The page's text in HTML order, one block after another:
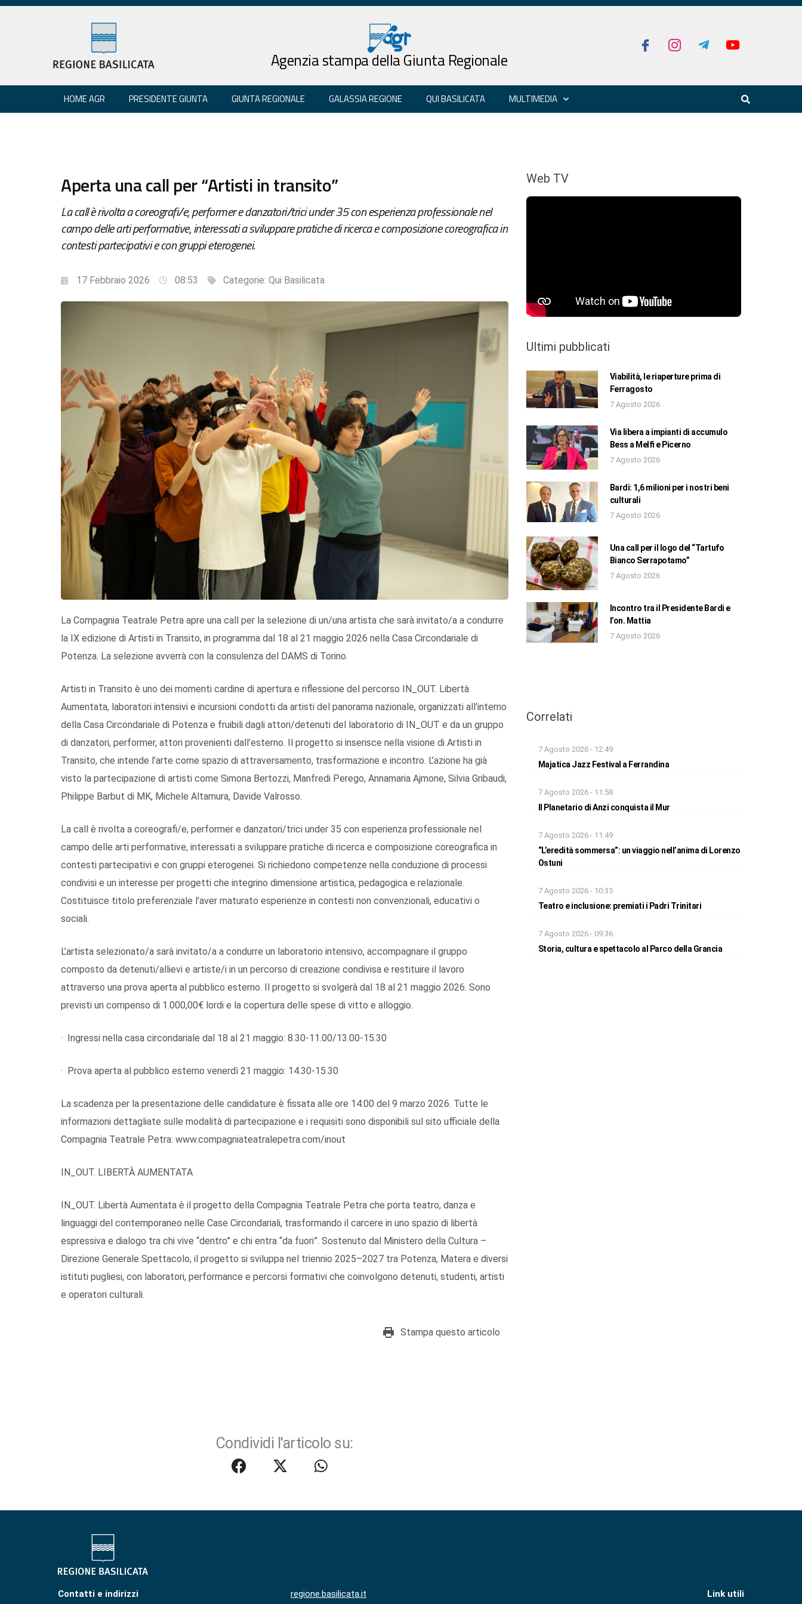
Agenzia stampa della Giunta Regionale
HOME AGR PRESIDENTE GIUNTA GIUNTA REGIONALE GALASSIA REGIONE QUI BASILICATA MULTIMEDIA
Aperta una call per “Artisti in transito”
La call è rivolta a coreografi/e, performer e danzatori/trici under 35 con esperienza professionale nel
campo delle arti performative, interessati a sviluppare pratiche di ricerca e composizione coreografica in
contesti partecipativi e con gruppi eterogenei.
17 Febbraio 2026 08:53 Categorie: Qui Basilicata
La Compagnia Teatrale Petra apre una call per la selezione di un/una artista che sarà invitato/a a condurre
la IX edizione di Artisti in Transito, in programma dal 18 al 21 maggio 2026 nella Casa Circondariale di
Potenza. La selezione avverrà con la consulenza del DAMS di Torino.
Artisti in Transito è uno dei momenti cardine di apertura e riflessione del percorso IN_OUT. Libertà
Aumentata, laboratori intensivi e incursioni condotti da artisti del panorama nazionale, organizzati all’interno
della Casa Circondariale di Potenza e fruibili dagli attori/detenuti del laboratorio di IN_OUT e da un gruppo
di danzatori, performer, attori provenienti dall’esterno. Il progetto si inserisce nella visione di Artisti in
Transito, che intende l’arte come spazio di attraversamento, trasformazione e incontro. L’azione ha già
visto la partecipazione di artisti come Simona Bertozzi, Manfredi Perego, Annamaria Ajmone, Silvia Gribaudi,
Philippe Barbut di MK, Michele Altamura, Davide Valrosso.
La call è rivolta a coreografi/e, performer e danzatori/trici under 35 con esperienza professionale nel
campo delle arti performative, interessati a sviluppare pratiche di ricerca e composizione coreografica in
contesti partecipativi e con gruppi eterogenei. Si richiedono competenze nella conduzione di processi
condivisi e un interesse per progetti che integrino dimensione artistica, pedagogica e relazionale.
Costituisce titolo preferenziale l’aver maturato esperienze in contesti non convenzionali, educativi o
sociali.
L’artista selezionato/a sarà invitato/a a condurre un laboratorio intensivo, accompagnare il gruppo
composto da detenuti/allievi e artiste/i in un percorso di creazione condivisa e restituire il lavoro
attraverso una prova aperta al pubblico esterno. Il progetto si svolgerà dal 18 al 21 maggio 2026. Sono
previsti un compenso di 1.000,00€ lordi e la copertura delle spese di vitto e alloggio.
· Ingressi nella casa circondariale dal 18 al 21 maggio: 8.30-11.00/13.00-15.30
· Prova aperta al pubblico esterno venerdì 21 maggio: 14.30-15.30
La scadenza per la presentazione delle candidature è fissata alle ore 14:00 del 9 marzo 2026. Tutte le
informazioni dettagliate sulle modalità di partecipazione e i requisiti sono disponibili sul sito ufficiale della
Compagnia Teatrale Petra: www.compagniateatralepetra.com/inout
IN_OUT. LIBERTÀ AUMENTATA
IN_OUT. Libertà Aumentata è il progetto della Compagnia Teatrale Petra che porta teatro, danza e
linguaggi del contemporaneo nelle Case Circondariali, trasformando il carcere in uno spazio di libertà
espressiva e dialogo tra chi vive “dentro” e chi entra “da fuori”. Sostenuto dal Ministero della Cultura –
Direzione Generale Spettacolo, il progetto si sviluppa nel triennio 2025–2027 tra Potenza, Matera e diversi
istituti pugliesi, con laboratori, performance e percorsi formativi che coinvolgono detenuti, studenti, artisti
e operatori culturali.
Stampa questo articolo
Condividi l'articolo su:
Web TV
Ultimi pubblicati
Viabilità, le riaperture prima di
Ferragosto
7 Agosto 2026
Via libera a impianti di accumulo
Bess a Melfi e Picerno
7 Agosto 2026
Bardi: 1,6 milioni per i nostri beni
culturali
7 Agosto 2026
Una call per il logo del “Tartufo
Bianco Serrapotamo”
7 Agosto 2026
Incontro tra il Presidente Bardi e
l’on. Mattia
7 Agosto 2026
Correlati
7 Agosto 2026 - 12:49
Majatica Jazz Festival a Ferrandina
7 Agosto 2026 - 11:58
Il Planetario di Anzi conquista il Mur
7 Agosto 2026 - 11:49
“L’eredità sommersa”: un viaggio nell’anima di Lorenzo
Ostuni
7 Agosto 2026 - 10:35
Teatro e inclusione: premiati i Padri Trinitari
7 Agosto 2026 - 09:36
Storia, cultura e spettacolo al Parco della Grancia
Contatti e indirizzi
regione.basilicata.it
Link utili